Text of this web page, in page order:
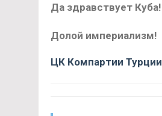
Да здравствует Куба!
Долой империализм!
ЦК Компартии Турции